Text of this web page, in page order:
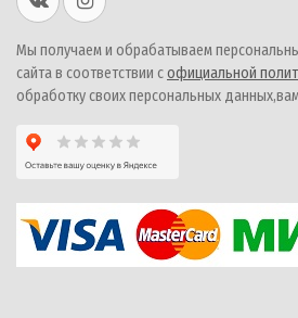
Мы получаем и обрабатываем
сайта в соответствии софициальной
обработку своих персональных